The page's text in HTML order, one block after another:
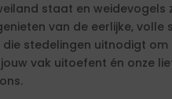
staat en weidevogels
van de eerlijke, volle
die stedelingen uitnodigt
vak uitoefent én onze